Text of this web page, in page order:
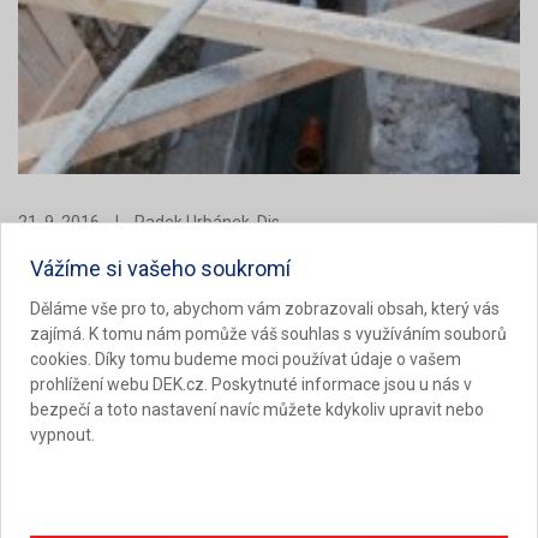
21. 9. 2016 | Radek Urbánek, Dis.
DEKTIME SBORNÍK SEMINÁŘE 10
2016
Spodní stavba, základy
Drenáž
Porucha vada
Vliv vody a vlhkosti
Rodinný dům se nachází ve velmi svažitém terénu. Zadní
Vážíme si vašeho soukromí
Děláme vše pro to, abychom vám zobrazovali obsah, který vás
zajímá. K tomu nám pomůže váš souhlas s využíváním souborů
cookies. Díky tomu budeme moci používat údaje o vašem
prohlížení webu DEK.cz. Poskytnuté informace jsou u nás v
bezpečí a toto nastavení navíc můžete kdykoliv upravit nebo
vypnout.